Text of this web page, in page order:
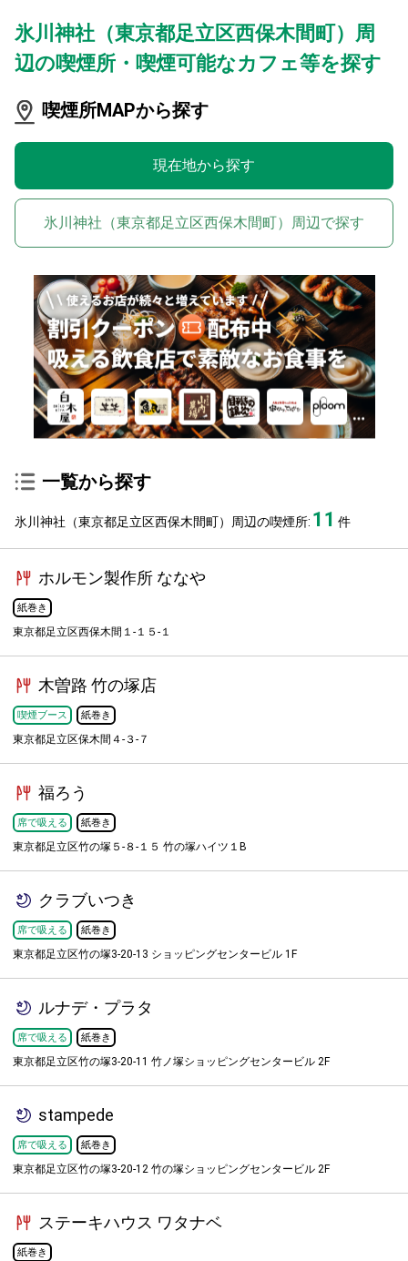
氷川神社（東京都足立区西保木間町）周
辺の喫煙所・喫煙可能なカフェ等を探す
喫煙所MAPから探す
現在地から探す
氷川神社（東京都足立区西保木間町）周辺で探す
一覧から探す
氷川神社（東京都足立区西保木間町）周辺の喫煙所: 11 件
ホルモン製作所 ななや
紙巻き
東京都足立区西保木間１-１５-１
木曽路 竹の塚店
喫煙ブース 紙巻き
東京都足立区保木間４-３-７
福ろう
席で吸える 紙巻き
東京都足立区竹の塚５-８-１５ 竹の塚ハイツ１B
クラブいつき
席で吸える 紙巻き
東京都足立区竹の塚3-20-13 ショッピングセンタービル 1F
ルナデ・プラタ
席で吸える 紙巻き
東京都足立区竹の塚3-20-11 竹ノ塚ショッピングセンタービル 2F
stampede
席で吸える 紙巻き
東京都足立区竹の塚3-20-12 竹の塚ショッピングセンタービル 2F
ステーキハウス ワタナベ
紙巻き